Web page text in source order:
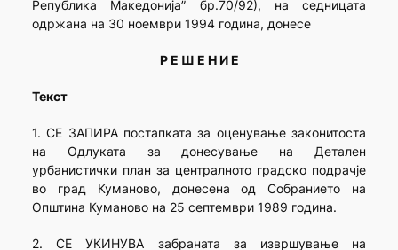
Република Македонија” бр.70/92), на седницата
одржана на 30 ноември 1994 година, донесе
Р Е Ш Е Н И Е
Текст
1. СЕ ЗАПИРА постапката за оценување законитоста
на Одлуката за донесување на Детален
урбанистички план за централното градско подрачје
во град Куманово, донесена од Собранието на
Општина Куманово на 25 септември 1989 година.
2. СЕ УКИНУВА забраната за извршување на